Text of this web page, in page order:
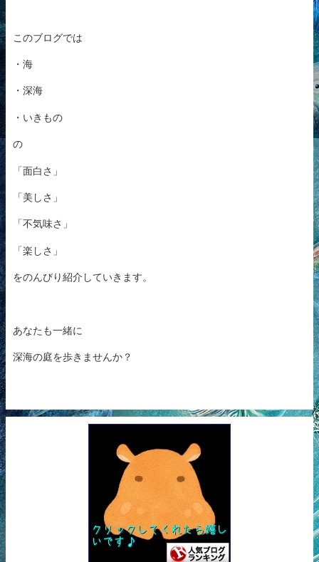
このブログでは
・海
・深海
・いきもの
の
「面白さ」
「美しさ」
「不気味さ」
「楽しさ」
をのんびり紹介していきます。
あなたも一緒に
深海の庭を歩きませんか？